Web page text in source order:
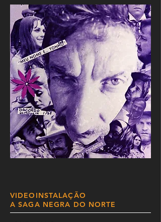
VIDEOINSTALAÇÃO
A SAGA NEGRA DO NORTE